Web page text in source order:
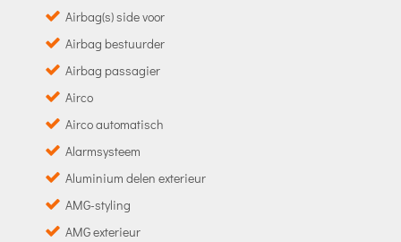
Airbag(s) side voor
Airbag bestuurder
Airbag passagier
Airco
Airco automatisch
Alarmsysteem
Aluminium delen exterieur
AMG-styling
AMG exterieur